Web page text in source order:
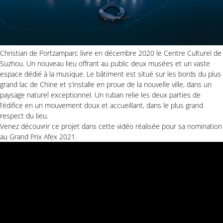
Christian de Portzamparc livre en décembre 2020 le Centre Culturel de
Suzhou. Un nouveau lieu offrant au public deux musées et un vaste
espace dédié à la musique. Le bâtiment est situé sur les bords du plus
grand lac de Chine et s’installe en proue de la nouvelle ville, dans un
paysage naturel exceptionnel. Un ruban relie les deux parties de
l’édifice en un mouvement doux et accueillant, dans le plus grand
respect du lieu.
Venez découvrir ce projet dans cette vidéo réalisée pour sa nomination
au Grand Prix Afex 2021.